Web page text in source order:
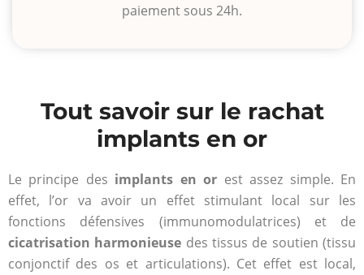
paiement sous 24h.
Tout savoir sur le rachat
implants en or
Le principe des implants en or est assez simple. En
effet, l’or va avoir un effet stimulant local sur les
fonctions défensives (immunomodulatrices) et de
cicatrisation harmonieuse des tissus de soutien (tissu
conjonctif des os et articulations). Cet effet est local,